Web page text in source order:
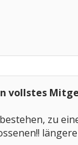
vollstes
zu